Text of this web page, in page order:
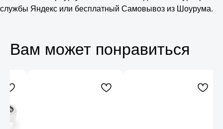
службы Яндекс или бесплатный Самовывоз из Шоурума.
Вам может понравиться